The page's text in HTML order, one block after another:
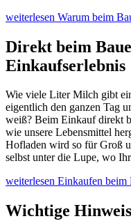
weiterlesen Warum beim
Direkt beim
Einkaufserlebnis
Wie viele Liter Milch gibt
eigentlich den ganzen Tag
weiß? Beim Einkauf direkt
wie unsere Lebensmittel
Hofladen wird so für Groß
selbst unter die Lupe, wo
weiterlesen Einkaufen beim
Wichtige